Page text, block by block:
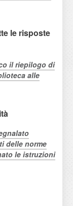
le risposte
il riepilogo di
alle
delle norme
le istruzioni